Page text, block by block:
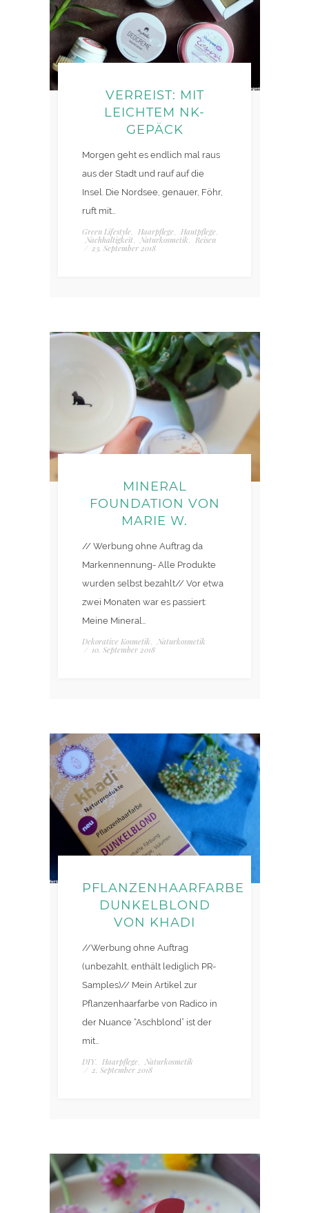
VERREIST: MIT
LEICHTEM NK-
GEPÄCK
Morgen geht es endlich mal raus
aus der Stadt und rauf auf die
Insel. Die Nordsee, genauer, Föhr,
ruft mit…
Green Lifestyle, Haarpflege, Hautpflege,
Nachhaltigkeit, Naturkosmetik,
Reisen
/ 23. September 2018
MINERAL
FOUNDATION VON
MARIE W.
// Werbung ohne Auftrag da
Markennennung- Alle Produkte
wurden selbst bezahlt// Vor etwa
zwei Monaten war es passiert:
Meine Mineral…
Dekorative Kosmetik, Naturkosmetik
/ 10. September 2018
PFLANZENHAARFARBE
DUNKELBLOND
VON KHADI
//Werbung ohne Auftrag
(unbezahlt, enthält lediglich PR-
Samples)// Mein Artikel zur
Pflanzenhaarfarbe von Radico in
der Nuance “Aschblond” ist der
mit…
DIY, Haarpflege, Naturkosmetik
/ 2. September 2018